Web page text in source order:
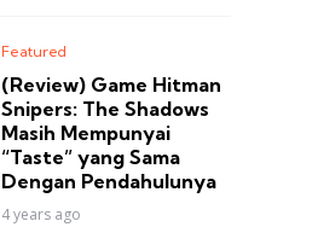
Featured
(Review) Game Hitman
Snipers: The Shadows
Masih Mempunyai
“Taste” yang Sama
Dengan Pendahulunya
4 years ago